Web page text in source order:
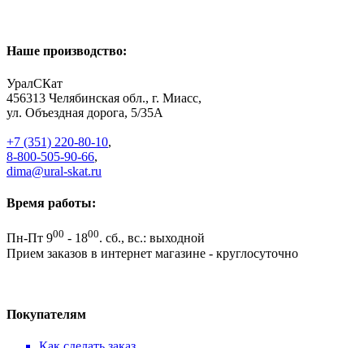
Наше производство:
УралСКат
456313 Челябинская обл., г. Миасс,
ул. Объездная дорога, 5/35А
+7 (351) 220-80-10,
8-800-505-90-66,
dima@ural-skat.ru
Время работы:
Пн-Пт 900 - 1800. сб., вс.: выходной
Прием заказов в интернет магазине - круглосуточно
Покупателям